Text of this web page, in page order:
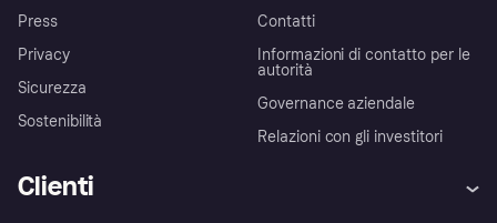
Press
Privacy
Sicurezza
Sostenibilità
Contatti
Informazioni di contatto per le
autorità
Governance aziendale
Relazioni con gli investitori
Clienti